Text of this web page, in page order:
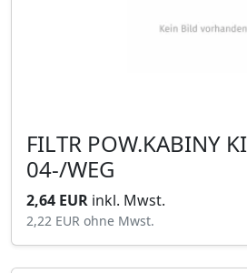
FILTR POW.KABINY
04-/WEG
2,64 EUR inkl. Mwst.
2,22 EUR ohne Mwst.